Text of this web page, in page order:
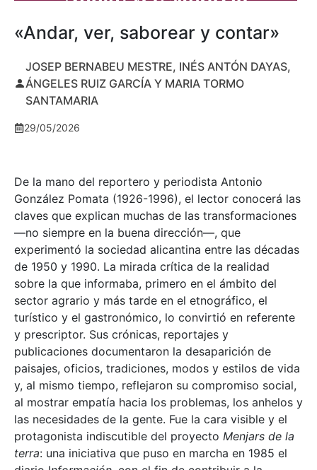
«Andar, ver, saborear y contar»
JOSEP BERNABEU MESTRE, INÉS ANTÓN DAYAS,
ÁNGELES RUIZ GARCÍA Y MARIA TORMO
SANTAMARIA
29/05/2026
De la mano del reportero y periodista Antonio
González Pomata (1926-1996), el lector conocerá las
claves que explican muchas de las transformaciones
—no siempre en la buena dirección—, que
experimentó la sociedad alicantina entre las décadas
de 1950 y 1990. La mirada crítica de la realidad
sobre la que informaba, primero en el ámbito del
sector agrario y más tarde en el etnográfico, el
turístico y el gastronómico, lo convirtió en referente
y prescriptor. Sus crónicas, reportajes y
publicaciones documentaron la desaparición de
paisajes, oficios, tradiciones, modos y estilos de vida
y, al mismo tiempo, reflejaron su compromiso social,
al mostrar empatía hacia los problemas, los anhelos y
las necesidades de la gente. Fue la cara visible y el
protagonista indiscutible del proyecto Menjars de la
terra: una iniciativa que puso en marcha en 1985 el